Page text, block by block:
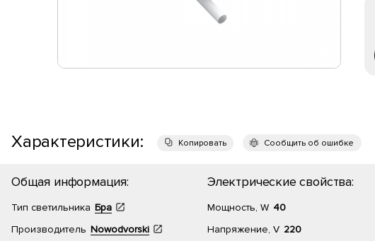
Характеристики: Копировать Сообщить об ошибке
Общая информация:
Тип светильника Бра
Производитель Nowodvorski
Электрические свойства:
Мощность, W 40
Напряжение, V 220